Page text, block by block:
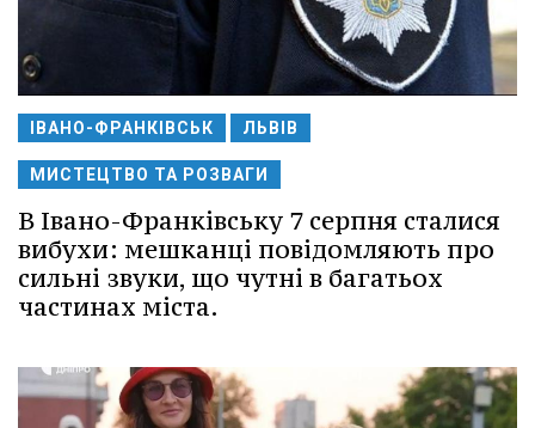
ІВАНО-ФРАНКІВСЬК ЛЬВІВ
МИСТЕЦТВО ТА РОЗВАГИ
В Івано-Франківську 7 серпня сталися
вибухи: мешканці повідомляють про
сильні звуки, що чутні в багатьох
частинах міста.